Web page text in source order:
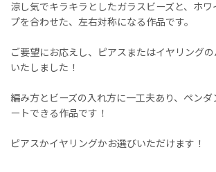
涼し気でキラキラとしたガラスビーズと、ホワ
プを合わせた、左右対称になる作品です。
ご要望にお応えし、ピアスまたはイヤリング
いたしました！
編み方とビーズの入れ方に一工夫あり、ペンダ
ートできる作品です！
ピアスかイヤリングかお選びいただけます！